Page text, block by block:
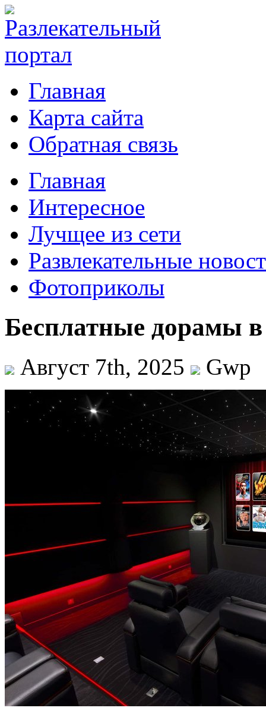
Главная
Карта сайта
Обратная связь
Главная
Интересное
Лучщее из сети
Развлекательные
Фотоприколы
Бесплатные дорамы в
Август 7th, 2025 Gwp